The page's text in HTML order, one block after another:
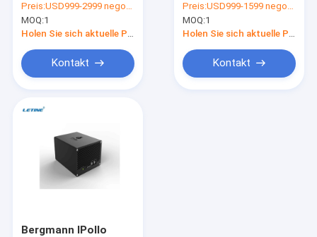
Kontakt mit uns
Neuigkeiten
Asic antminer Bitmain
Bergmann Kaspa Asic
IPollo V der
Bergmann-260MH
260W
Preis:USD999-2999 negotiable
MOQ:1
Holen Sie sich aktuelle Preis
Kontakt
Bergmann
143MMX179MMX90MM
Preis:USD999-1599 negotiable
MOQ:1
Holen Sie sich aktuelle Preis
Kontakt
Bergmann IPollo